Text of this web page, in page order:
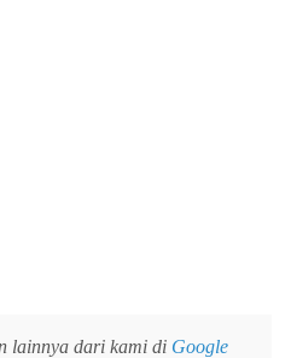
lainnya dari kami di Google